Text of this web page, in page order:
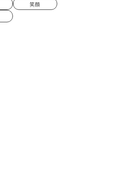
笑顔